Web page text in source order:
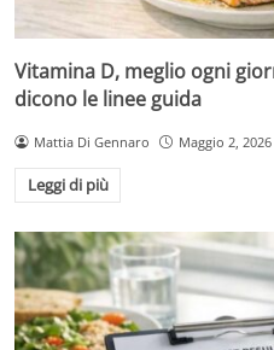
Vitamina D, meglio ogni
dicono le linee guida
Mattia Di Gennaro Maggio 2, 2026
Leggi di più